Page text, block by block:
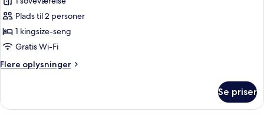
KingPlads til 2 personer
1 kingsize-seng
Gratis Wi-Fi
Flere oplysninger
Flere
King
Se priser